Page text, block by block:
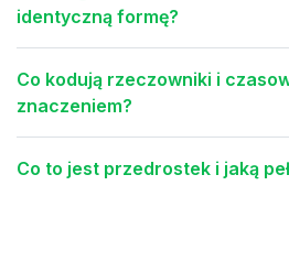
identyczną formę?
Co kodują rzeczowniki i
znaczeniem?
Co to jest przedrostek i jaką